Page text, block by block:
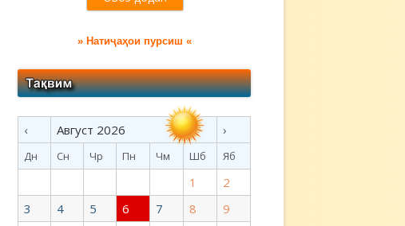
» Натиҷаҳои пурсиш «
‹ Август 2026 ›
Дн Сн Чр Пн Чм Шб Яб
1
2
3
4 5 6 7 8
9